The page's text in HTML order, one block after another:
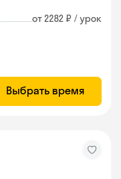
от 2282 ₽ / урок
Выбрать время